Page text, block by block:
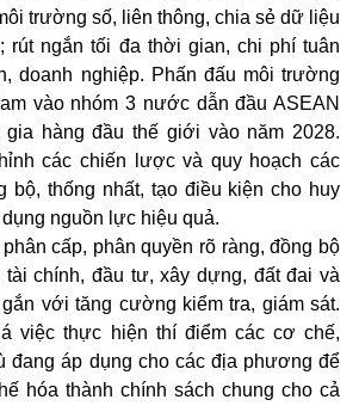
trường số, liên thông, chia sẻ dữ liệu
rút ngắn tối đa thời gian, chi phí tuân
doanh nghiệp. Phấn đấu môi trường
vào nhóm 3 nước dẫn đầu ASEAN
hàng đầu thế giới vào năm 2028.
các chiến lược và quy hoạch các
bộ, thống nhất, tạo điều kiện cho huy
nguồn lực hiệu quả.
cấp, phân quyền rõ ràng, đồng bộ
chính, đầu tư, xây dựng, đất đai và
với tăng cường kiểm tra, giám sát.
việc thực hiện thí điểm các cơ chế,
đang áp dụng cho các địa phương để
hóa thành chính sách chung cho cả